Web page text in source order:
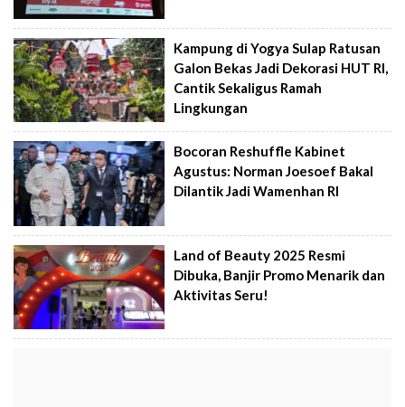
Kampung di Yogya Sulap Ratusan
Galon Bekas Jadi Dekorasi HUT RI,
Cantik Sekaligus Ramah
Lingkungan
Bocoran Reshuffle Kabinet
Agustus: Norman Joesoef Bakal
Dilantik Jadi Wamenhan RI
Land of Beauty 2025 Resmi
Dibuka, Banjir Promo Menarik dan
Aktivitas Seru!